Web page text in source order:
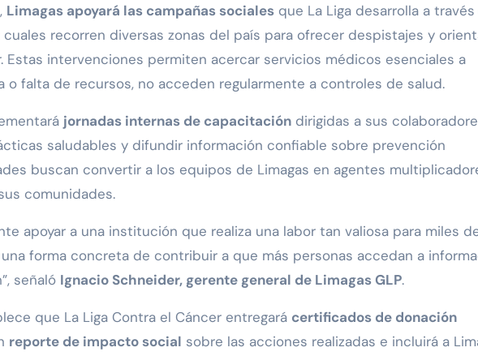
Limagas apoyará las campañas sociales que La Liga desarrolla a
recorren diversas zonas del país para ofrecer despistajes y
Estas intervenciones permiten acercar servicios médicos esenciales a
o falta de recursos, no acceden regularmente a controles de salud.
jornadas internas de capacitación dirigidas a sus
saludables y difundir información confiable sobre prevención
buscan convertir a los equipos de Limagas en agentes
comunidades.
apoyar a una institución que realiza una labor tan valiosa para miles
una forma concreta de contribuir a que más personas accedan a
señaló Ignacio Schneider, gerente general de Limagas GLP.
que La Liga Contra el Cáncer entregará certificados de donación
reporte de impacto social sobre las acciones realizadas e incluirá a